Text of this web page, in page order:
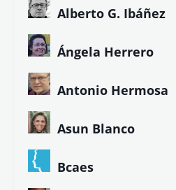
Alberto G. Ibáñez
Ángela Herrero
Antonio Hermosa
Asun Blanco
Bcaes